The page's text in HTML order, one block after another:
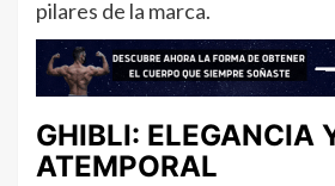
pilares de la marca.
GHIBLI: ELEGANCIA
ATEMPORAL